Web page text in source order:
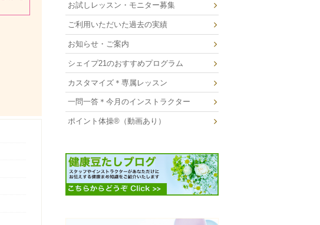
お試しレッスン・モニター募集
ご利用いただいた過去の実績
お知らせ・ご案内
シェイプ21のおすすめプログラム
カスタマイズ＊専属レッスン
一問一答＊今月のインストラクター
ポイント体操®（動画あり）